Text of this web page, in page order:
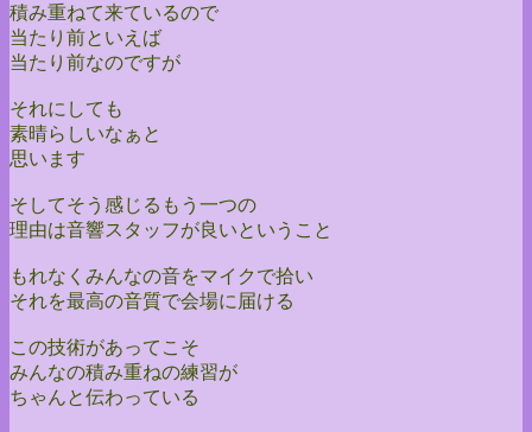
積み重ねて来ているので
当たり前といえば
当たり前なのですが
それにしても
素晴らしいなぁと
思います
そしてそう感じるもう一つの
理由は音響スタッフが良いということ
もれなくみんなの音をマイクで拾い
それを最高の音質で会場に届ける
この技術があってこそ
みんなの積み重ねの練習が
ちゃんと伝わっている